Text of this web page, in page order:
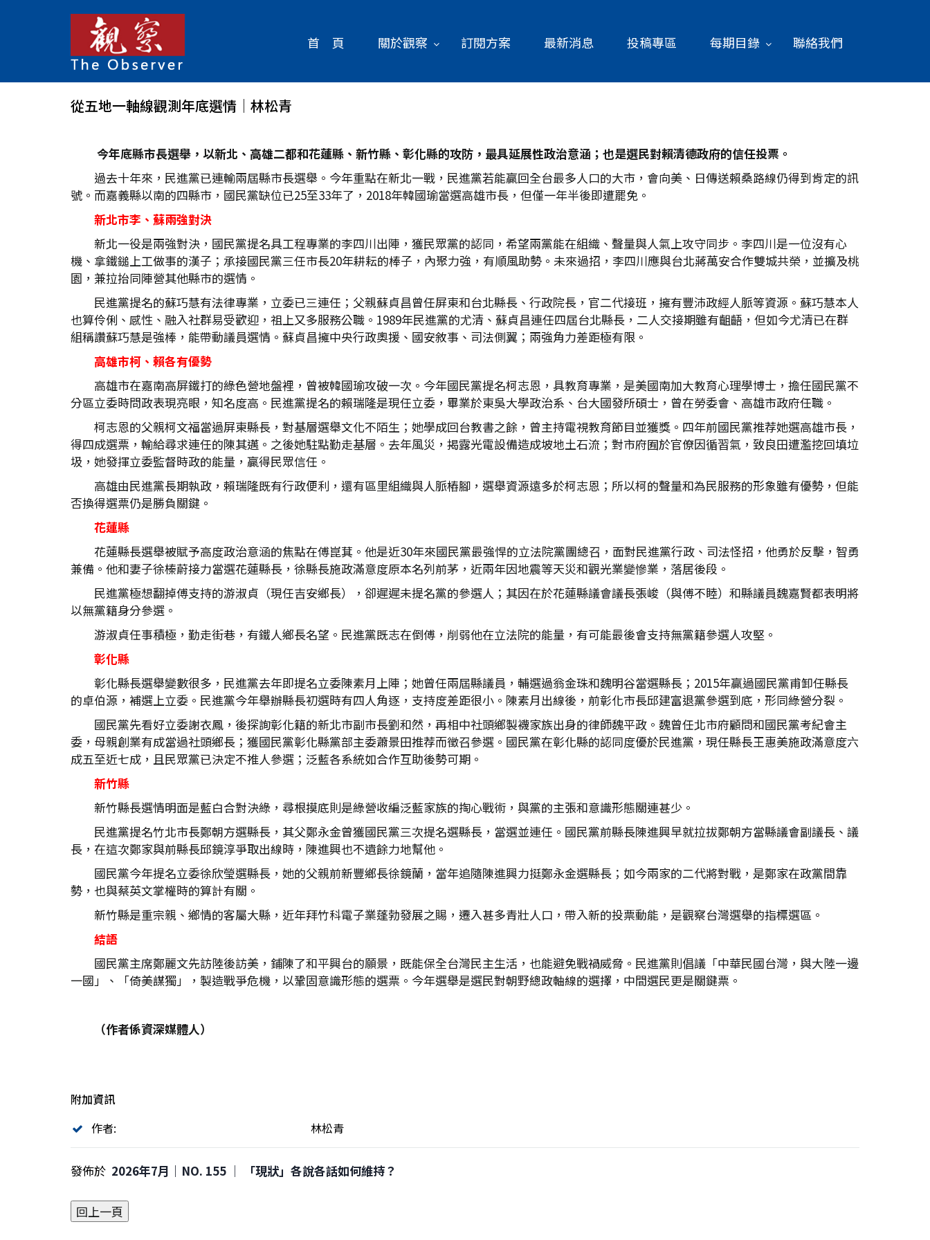
首 頁 關於觀察 訂閱方案 最新消息 投稿專區 每期目錄 聯絡我們
從五地一軸線觀測年底選情│林松青
今年底縣市長選舉，以新北、高雄二都和花蓮縣、新竹縣、彰化縣的攻防，最具延展性政治意涵；也是選民對賴清德政府的信任投票。
過去十年來，民進黨已連輸兩屆縣市長選舉。今年重點在新北一戰，民進黨若能贏回全台最多人口的大市，會向美、日傳送賴桑路線仍得到肯定的訊
號。而嘉義縣以南的四縣市，國民黨缺位已25至33年了，2018年韓國瑜當選高雄市長，但僅一年半後即遭罷免。
新北市李、蘇兩強對決
新北一役是兩強對決，國民黨提名具工程專業的李四川出陣，獲民眾黨的認同，希望兩黨能在組織、聲量與人氣上攻守同步。李四川是一位沒有心
機、拿鐵鎚上工做事的漢子；承接國民黨三任市長20年耕耘的棒子，內聚力強，有順風助勢。未來過招，李四川應與台北蔣萬安合作雙城共榮，並擴及桃
園，兼拉抬同陣營其他縣市的選情。
民進黨提名的蘇巧慧有法律專業，立委已三連任；父親蘇貞昌曾任屏東和台北縣長、行政院長，官二代接班，擁有豐沛政經人脈等資源。蘇巧慧本人
也算伶俐、感性、融入社群易受歡迎，祖上又多服務公職。1989年民進黨的尤清、蘇貞昌連任四屆台北縣長，二人交接期雖有齟齬，但如今尤清已在群
組稱讚蘇巧慧是強棒，能帶動議員選情。蘇貞昌擁中央行政奧援、國安敘事、司法側翼；兩強角力差距極有限。
高雄市柯、賴各有優勢
高雄市在嘉南高屏鐵打的綠色營地盤裡，曾被韓國瑜攻破一次。今年國民黨提名柯志恩，具教育專業，是美國南加大教育心理學博士，擔任國民黨不
分區立委時問政表現亮眼，知名度高。民進黨提名的賴瑞隆是現任立委，畢業於東吳大學政治系、台大國發所碩士，曾在勞委會、高雄市政府任職。
柯志恩的父親柯文福當過屏東縣長，對基層選舉文化不陌生；她學成回台教書之餘，曾主持電視教育節目並獲獎。四年前國民黨推荐她選高雄市長，
得四成選票，輸給尋求連任的陳其邁。之後她駐點勤走基層。去年風災，揭露光電設備造成坡地土石流；對市府囿於官僚因循習氣，致良田遭濫挖回填垃
圾，她發揮立委監督時政的能量，贏得民眾信任。
高雄由民進黨長期執政，賴瑞隆既有行政便利，還有區里組織與人脈樁腳，選舉資源遠多於柯志恩；所以柯的聲量和為民服務的形象雖有優勢，但能
否換得選票仍是勝負關鍵。
花蓮縣
花蓮縣長選舉被賦予高度政治意涵的焦點在傅崑萁。他是近30年來國民黨最強悍的立法院黨團總召，面對民進黨行政、司法怪招，他勇於反擊，智勇
兼備。他和妻子徐榛蔚接力當選花蓮縣長，徐縣長施政滿意度原本名列前茅，近兩年因地震等天災和觀光業變慘業，落居後段。
民進黨極想翻掉傅支持的游淑貞（現任吉安鄉長），卻遲遲未提名黨的參選人；其因在於花蓮縣議會議長張峻（與傅不睦）和縣議員魏嘉賢都表明將
以無黨籍身分參選。
游淑貞任事積極，勤走街巷，有鐵人鄉長名望。民進黨既志在倒傅，削弱他在立法院的能量，有可能最後會支持無黨籍參選人攻堅。
彰化縣
彰化縣長選舉變數很多，民進黨去年即提名立委陳素月上陣；她曾任兩屆縣議員，輔選過翁金珠和魏明谷當選縣長；2015年贏過國民黨甫卸任縣長
的卓伯源，補選上立委。民進黨今年舉辦縣長初選時有四人角逐，支持度差距很小。陳素月出線後，前彰化市長邱建富退黨參選到底，形同綠營分裂。
國民黨先看好立委謝衣鳳，後探詢彰化籍的新北市副市長劉和然，再相中社頭鄉製襪家族出身的律師魏平政。魏曾任北市府顧問和國民黨考紀會主
委，母親創業有成當過社頭鄉長；獲國民黨彰化縣黨部主委蕭景田推荐而徵召參選。國民黨在彰化縣的認同度優於民進黨，現任縣長王惠美施政滿意度六
成五至近七成，且民眾黨已決定不推人參選；泛藍各系統如合作互助後勢可期。
新竹縣
新竹縣長選情明面是藍白合對決綠，尋根摸底則是綠營收編泛藍家族的掏心戰術，與黨的主張和意識形態關連甚少。
民進黨提名竹北市長鄭朝方選縣長，其父鄭永金曾獲國民黨三次提名選縣長，當選並連任。國民黨前縣長陳進興早就拉拔鄭朝方當縣議會副議長、議
長，在這次鄭家與前縣長邱鏡淳爭取出線時，陳進興也不遺餘力地幫他。
國民黨今年提名立委徐欣瑩選縣長，她的父親前新豐鄉長徐鏡蘭，當年追隨陳進興力挺鄭永金選縣長；如今兩家的二代將對戰，是鄭家在政黨間靠
勢，也與蔡英文掌權時的算計有關。
新竹縣是重宗親、鄉情的客屬大縣，近年拜竹科電子業蓬勃發展之賜，遷入甚多青壯人口，帶入新的投票動能，是觀察台灣選舉的指標選區。
結語
國民黨主席鄭麗文先訪陸後訪美，鋪陳了和平興台的願景，既能保全台灣民主生活，也能避免戰禍威脅。民進黨則倡議「中華民國台灣，與大陸一邊
一國」、「倚美謀獨」，製造戰爭危機，以鞏固意識形態的選票。今年選舉是選民對朝野總政軸線的選擇，中間選民更是關鍵票。
（作者係資深媒體人）
附加資訊
作者:
林松青
發佈於 2026年7月｜NO. 155 │ 「現狀」各說各話如何維持？